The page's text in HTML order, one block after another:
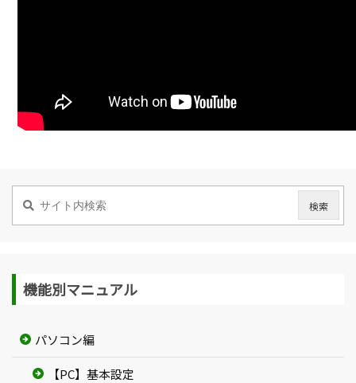
機能別マニュアル
パソコン編
【PC】基本設定